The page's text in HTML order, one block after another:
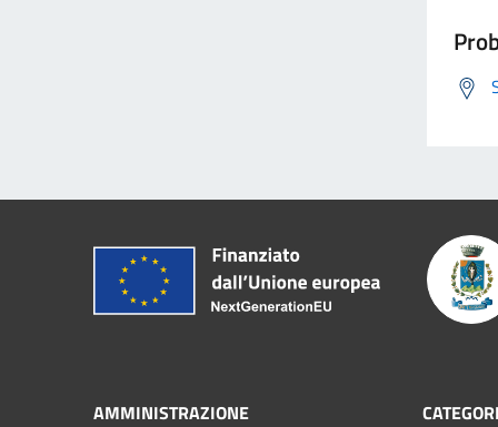
AMMINISTRAZIONE